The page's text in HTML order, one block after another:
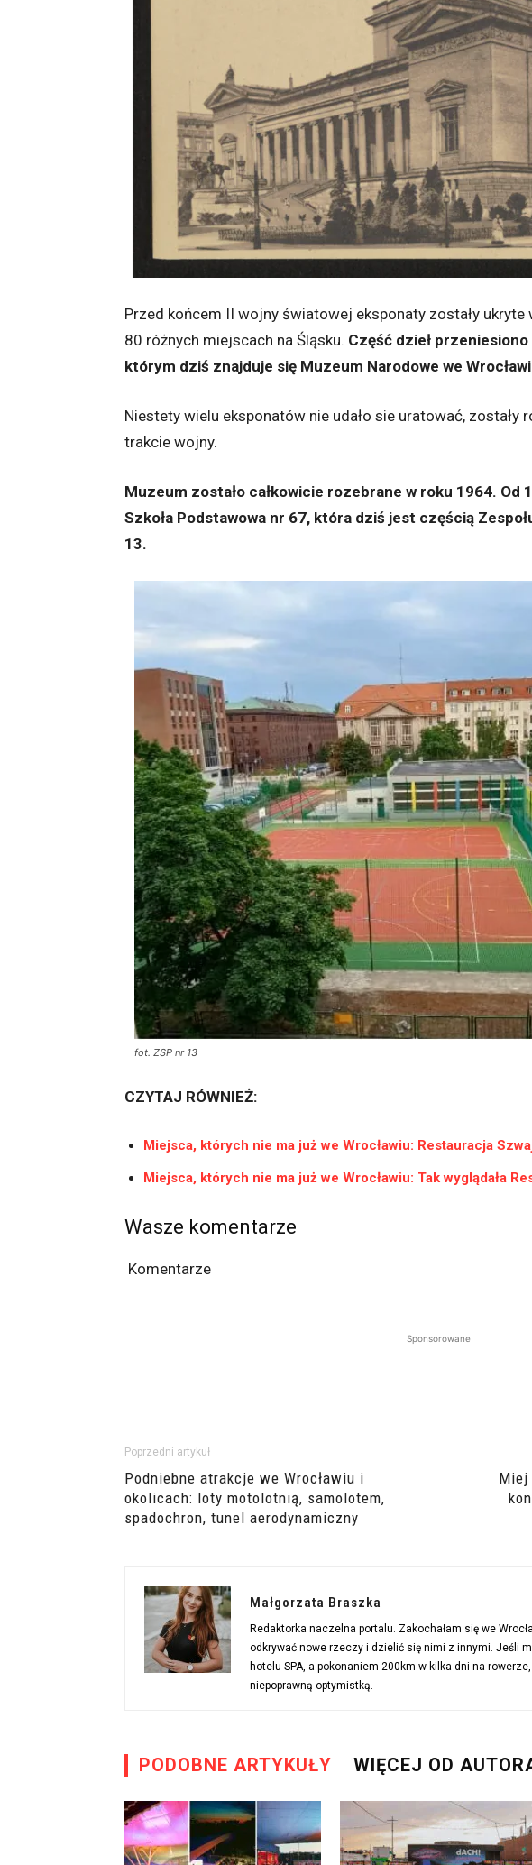
Przed końcem II wojny światowej eksponaty zostały
80 różnych miejscach na Śląsku. Część dzieł
którym dziś znajduje się Muzeum Narodowe we
Niestety wielu eksponatów nie udało sie uratować, zostały
trakcie wojny.
Muzeum zostało całkowicie rozebrane w roku 1964. Od
Szkoła Podstawowa nr 67, która dziś jest częścią
13.
fot. ZSP nr 13
CZYTAJ RÓWNIEŻ:
Miejsca, których nie ma już we Wrocławiu: Restauracja
Miejsca, których nie ma już we Wrocławiu: Tak wyglądała
Wasze komentarze
Komentarze
Sponsorowane
Poprzedni artykuł
Podniebne atrakcje we Wrocławiu i
okolicach: loty motolotnią, samolotem,
spadochron, tunel aerodynamiczny
Miej
Małgorzata Braszka
Redaktorka naczelna portalu. Zakochałam się we
odkrywać nowe rzeczy i dzielić się nimi z innymi. Jeśli
hotelu SPA, a pokonaniem 200km w kilka dni na
niepoprawną optymistką.
PODOBNE ARTYKUŁY WIĘCEJ OD